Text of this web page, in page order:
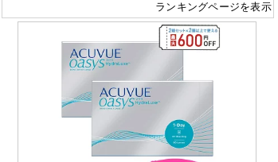
ランキングページを表示